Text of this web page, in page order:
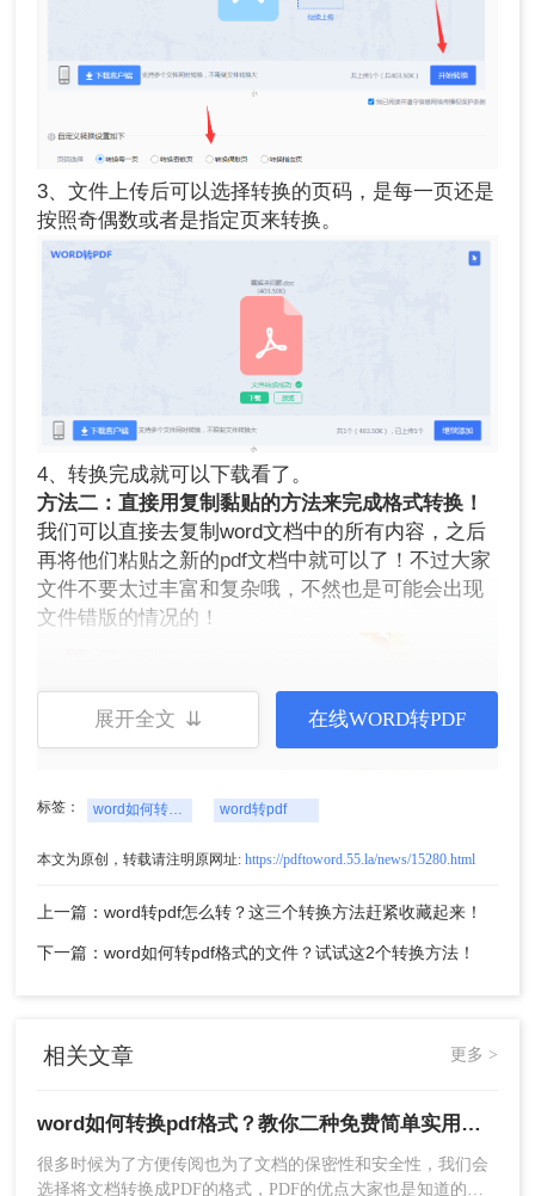
3、文件上传后可以选择转换的页码，是每一页还是
按照奇偶数或者是指定页来转换。
4、转换完成就可以下载看了。
方法二：直接用复制黏贴的方法来完成格式转换！
我们可以直接去复制word文档中的所有内容，之后
再将他们粘贴之新的pdf文档中就可以了！不过大家
文件不要太过丰富和复杂哦，不然也是可能会出现
文件错版的情况的！
果需要转换其他文件格式，也可以使用其他的转换
的软件，欢迎大家使用。
展开全文 ⇊ 在线WORD转PDF
标签： word如何转换pdf格式 word转pdf
本文为原创，转载请注明原网址: https://pdftoword.55.la/news/15280.html
上一篇：word转pdf怎么转？这三个转换方法赶紧收藏起来！
下一篇：word如何转pdf格式的文件？试试这2个转换方法！
相关文章 更多 >
word如何转换pdf格式？教你二种免费简单实用的转换方法！
很多时候为了方便传阅也为了文档的保密性和安全性，我们会
选择将文档转换成PDF的格式，PDF的优点大家也是知道的，